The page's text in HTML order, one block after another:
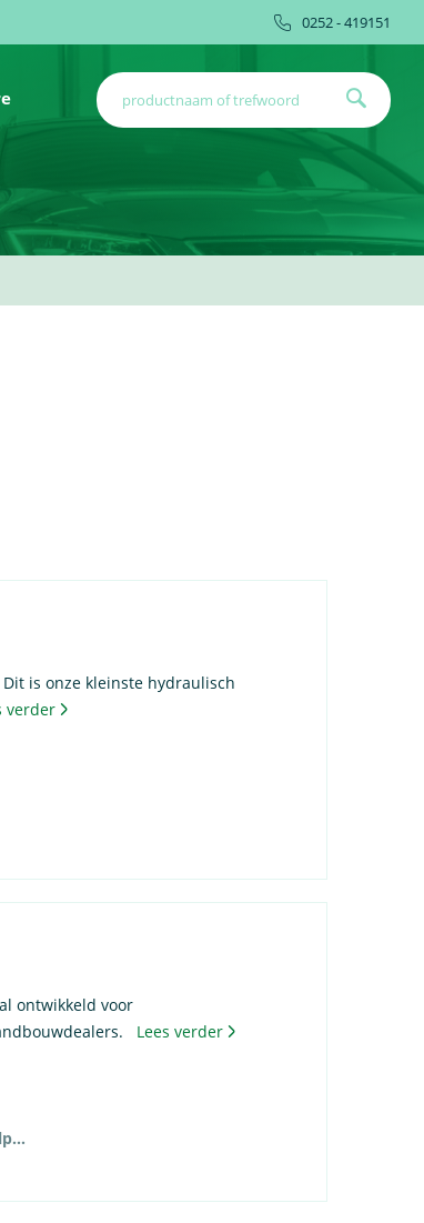
0252 - 419151
Dit is onze kleinste hydraulisch
verder
ontwikkeld voor
Lees verder
14″ – 46″ (56″ met hulpstukken)